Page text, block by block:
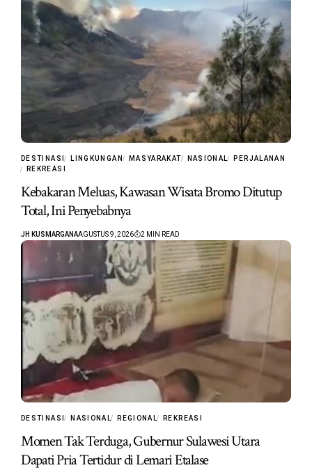
DESTINASI LINGKUNGAN MASYARAKAT NASIONAL
PERJALANAN
REKREASI
Kebakaran Meluas, Kawasan Wisata Bromo Ditutup
Total, Ini Penyebabnya
JH KUSMARGANAAGUSTUS 9, 2026 2 MIN READ
DESTINASI NASIONAL REGIONAL REKREASI
Momen Tak Terduga, Gubernur Sulawesi Utara
Dapati Pria Tertidur di Lemari Etalase